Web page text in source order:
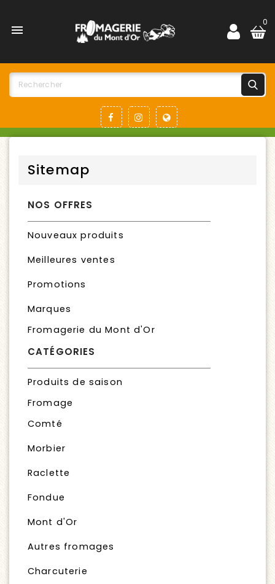

0
Sitemap
NOS OFFRES
Nouveaux produits
Meilleures ventes
Promotions
Marques
Fromagerie du Mont d'Or
CATÉGORIES
Produits de saison
Fromage
Comté
Morbier
Raclette
Fondue
Mont d'Or
Autres fromages
Charcuterie